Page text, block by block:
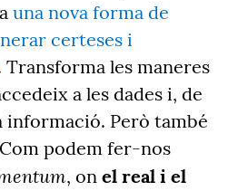
una nova forma de
certeses i
Transforma les maneres
a les dades i, de
informació. Però també
podem fer-nos
, on el real i el